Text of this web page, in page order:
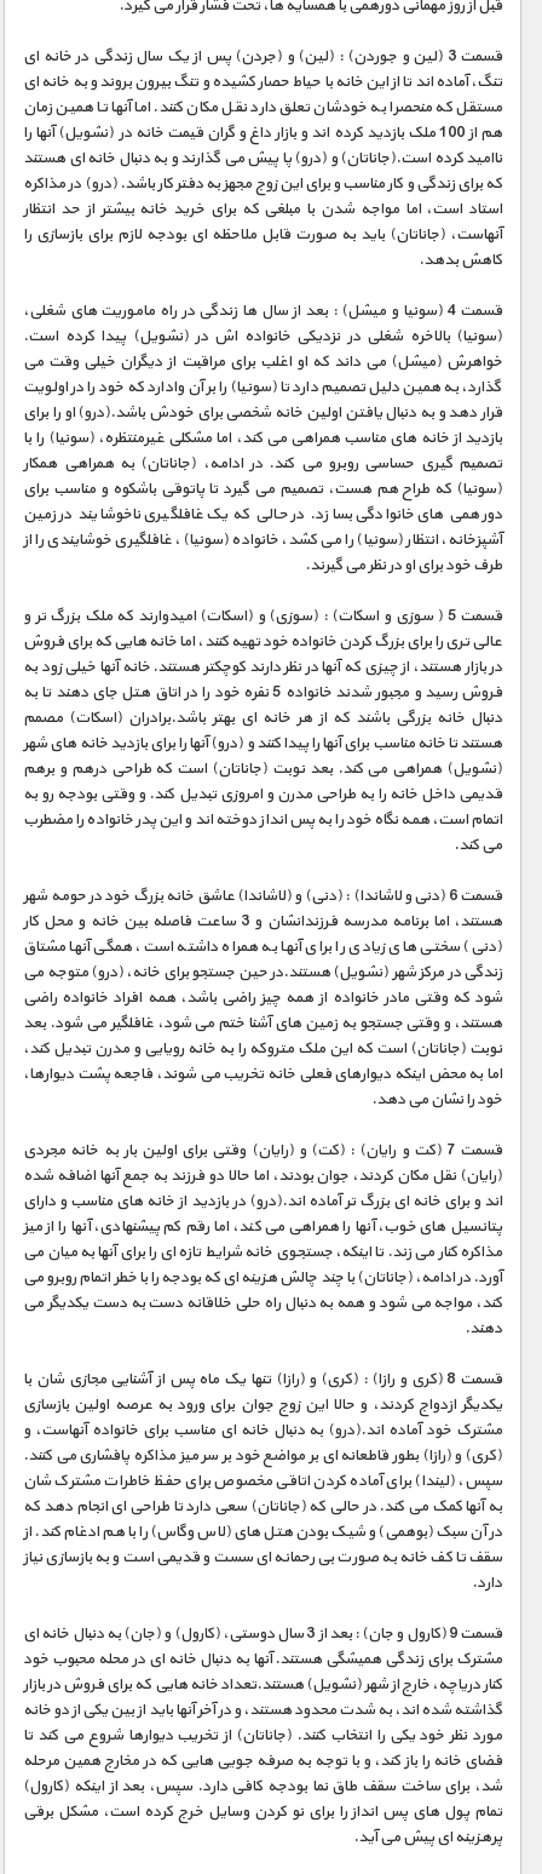
قبل از روز مهمانی دورهمی با همسایه ها، تحت فشار قرار می گیرد.
قسمت 3 (لین و جوردن) : (لین) و (جردن) پس از یک سال زندگی در خانه ای
تنگ، آماده اند تا از این خانه با حیاط حصار کشیده و تنگ بیرون بروند و به خانه ای
مستقل که منحصرا به خودشان تعلق دارد نقل مکان کنند. اما آنها تا همین زمان
هم از 100 ملک بازدید کرده اند و بازار داغ و گران قیمت خانه در (نشویل) آنها را
ناامید کرده است.(جاناتان) و (درو) پا پیش می گذارند و به دنبال خانه ای هستند
که برای زندگی و کار مناسب و برای این زوج مجهز به دفتر کار باشد. (درو) در مذاکره
استاد است، اما مواجه شدن با مبلغی که برای خرید خانه بیشتر از حد انتظار
آنهاست، (جاناتان) باید به صورت قابل ملاحظه ای بودجه لازم برای بازسازی را
کاهش بدهد.
قسمت 4 (سونیا و میشل) : بعد از سال ها زندگی در راه ماموریت های شغلی،
(سونیا) بالاخره شغلی در نزدیکی خانواده اش در (نشویل) پیدا کرده است.
خواهرش (میشل) می داند که او اغلب برای مراقبت از دیگران خیلی وقت می
گذارد، به همین دلیل تصمیم دارد تا (سونیا) را بر آن وادارد که خود را در اولویت
قرار دهد و به دنبال یافتن اولین خانه شخصی برای خودش باشد.(درو) او را برای
بازدید از خانه های مناسب همراهی می کند، اما مشکلی غیرمنتظره، (سونیا) را با
تصمیم گیری حساسی روبرو می کند. در ادامه، (جاناتان) به همراهی همکار
(سونیا) که طراح هم هست، تصمیم می گیرد تا پاتوقی باشکوه و مناسب برای
دورهمی های خانوادگی بسازد. در حالی که یک غافلگیری ناخوشایند در زمین
آشپزخانه، انتظار (سونیا) را می کشد، خانواده (سونیا)، غافلگیری خوشایندی را از
طرف خود برای او در نظر می گیرند.
قسمت 5 ( سوزی و اسکات) : (سوزی) و (اسکات) امیدوارند که ملک بزرگ تر و
عالی تری را برای بزرگ کردن خانواده خود تهیه کنند، اما خانه هایی که برای فروش
در بازار هستند، از چیزی که آنها در نظر دارند کوچکتر هستند. خانه آنها خیلی زود به
فروش رسید و مجبور شدند خانواده 5 نفره خود را در اتاق هتل جای دهند تا به
دنبال خانه بزرگی باشند که از هر خانه ای بهتر باشد.برادران (اسکات) مصمم
هستند تا خانه مناسب برای آنها را پیدا کنند و (درو) آنها را برای بازدید خانه های شهر
(نشویل) همراهی می کند. بعد نوبت (جاناتان) است که طراحی درهم و برهم
قدیمی داخل خانه را به طراحی مدرن و امروزی تبدیل کند. و وقتی بودجه رو به
اتمام است، همه نگاه خود را به پس انداز دوخته اند و این پدر خانواده را مضطرب
می کند.
قسمت 6 (دنی و لاشاندا) : (دنی) و (لاشاندا) عاشق خانه بزرگ خود در حومه شهر
هستند، اما برنامه مدرسه فرزندانشان و 3 ساعت فاصله بین خانه و محل کار
(دنی) سختی های زیادی را برای آنها به همراه داشته است، همگی آنها مشتاق
زندگی در مرکز شهر (نشویل) هستند.در حین جستجو برای خانه، (درو) متوجه می
شود که وقتی مادر خانواده از همه چیز راضی باشد، همه افراد خانواده راضی
هستند، و وقتی جستجو به زمین های آشنا ختم می شود، غافلگیر می شود. بعد
نوبت (جاناتان) است که این ملک متروکه را به خانه رویایی و مدرن تبدیل کند،
اما به محض اینکه دیوارهای فعلی خانه تخریب می شوند، فاجعه پشت دیوارها،
خود را نشان می دهد.
قسمت 7 (کت و رایان) : (کت) و (رایان) وقتی برای اولین بار به خانه مجردی
(رایان) نقل مکان کردند، جوان بودند، اما حالا دو فرزند به جمع آنها اضافه شده
اند و برای خانه ای بزرگ تر آماده اند.(درو) در بازدید از خانه های مناسب و دارای
پتانسیل های خوب، آنها را همراهی می کند، اما رقم کم پیشنهادی، آنها را از میز
مذاکره کنار می زند. تا اینکه، جستجوی خانه شرایط تازه ای را برای آنها به میان می
آورد. در ادامه، (جاناتان) با چند چالش هزینه ای که بودجه را با خطر اتمام روبرو می
کند، مواجه می شود و همه به دنبال راه حلی خلاقانه دست به دست یکدیگر می
دهند.
قسمت 8 (کری و رازا) : (کری) و (رازا) تنها یک ماه پس از آشنایی مجازی شان با
یکدیگر ازدواج کردند، و حالا این زوج جوان برای ورود به عرصه اولین بازسازی
مشترک خود آماده اند.(درو) به دنبال خانه ای مناسب برای خانواده آنهاست، و
(کری) و (رازا) بطور قاطعانه ای بر مواضع خود بر سر میز مذاکره پافشاری می کنند.
سپس، (لیندا) برای آماده کردن اتاقی مخصوص برای حفظ خاطرات مشترک شان
به آنها کمک می کند. در حالی که (جاناتان) سعی دارد تا طراحی ای انجام دهد که
در آن سبک (بوهمی) و شیک بودن هتل های (لاس وگاس) را با هم ادغام کند. از
سقف تا کف خانه به صورت بی رحمانه ای سست و قدیمی است و به بازسازی نیاز
دارد.
قسمت 9 (کارول و جان) : بعد از 3 سال دوستی، (کارول) و (جان) به دنبال خانه ای
مشترک برای زندگی همیشگی هستند. آنها به دنبال خانه ای در محله محبوب خود
کنار دریاچه، خارج از شهر (نشویل) هستند.تعداد خانه هایی که برای فروش در بازار
گذاشته شده اند، به شدت محدود هستند، و در آخر آنها باید از بین یکی از دو خانه
مورد نظر خود یکی را انتخاب کنند. (جاناتان) از تخریب دیوارها شروع می کند تا
فضای خانه را باز کند، و با توجه به صرفه جویی هایی که در مخارج همین مرحله
شد، برای ساخت سقف طاق نما بودجه کافی دارد. سپس، بعد از اینکه (کارول)
تمام پول های پس انداز را برای نو کردن وسایل خرج کرده است، مشکل برقی
پرهزینه ای پیش می آید.